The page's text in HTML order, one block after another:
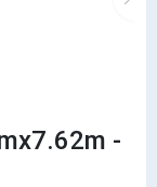
-